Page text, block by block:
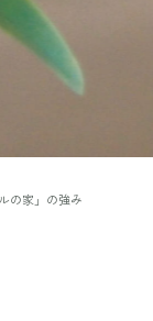
の家」の強み